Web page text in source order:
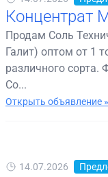
Концентрат
Продам Соль
Галит) оптом от 1
различного
Со...
Открыть объявление »
14.07.2026